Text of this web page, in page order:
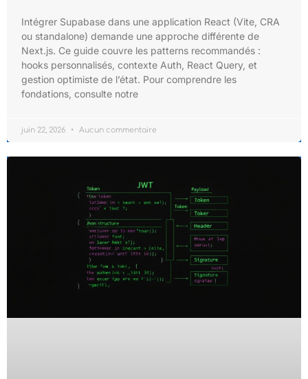
Intégrer Supabase dans une application React (Vite, CRA
ou standalone) demande une approche différente de
Next.js. Ce guide couvre les patterns recommandés :
hooks personnalisés, contexte Auth, React Query, et
gestion optimiste de l’état. Pour comprendre les
fondations, consulte notre
juin 22, 2026 Aucun commentaire